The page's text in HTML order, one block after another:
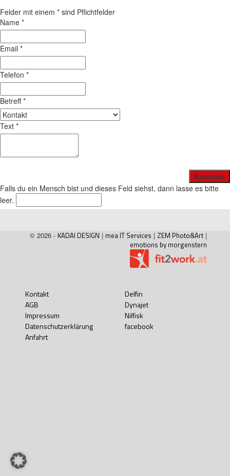
Felder mit einem * sind Pflichtfelder
Name *
Email *
Telefon *
Betreff*
Text *
Falls du ein Mensch bist und dieses Feld siehst, dann lasse es bitte
leer.
© 2026 - KADAI DESIGN | mea IT Services | ZEM Photo&Art |
emotions by morgenstern
Kontakt
AGB
Impressum
Datenschutzerklärung
Anfahrt
Delfin
Dynajet
Nilfisk
facebook